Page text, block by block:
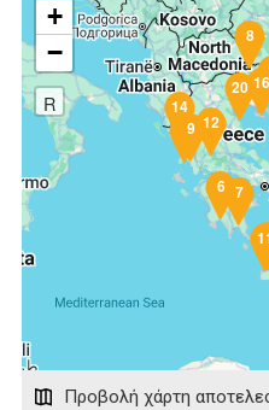
3
6 7
8
9 12
14
16
20
+
−
R
Προβολή χάρτη